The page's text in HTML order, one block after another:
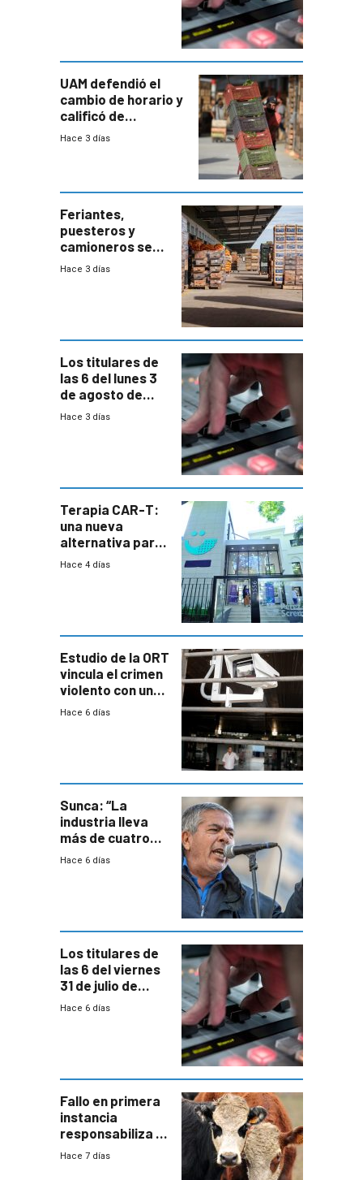
UAM defendió el
cambio de horario y
calificó de
“desproporcionado”
Hace 3 días
Feriantes,
puesteros y
camioneros se
movilizaron en
Hace 3 días
Los titulares de
las 6 del lunes 3
de agosto de
2026
Hace 3 días
Terapia CAR-T:
una nueva
alternativa para
niños y
Hace 4 días
Estudio de la ORT
vincula el crimen
violento con una
menor creación
Hace 6 días
Sunca: “La
industria lleva
más de cuatro
meses sin
Hace 6 días
Los titulares de
las 6 del viernes
31 de julio de
2026
Hace 6 días
Fallo en primera
instancia
responsabiliza al
Estado por falta
Hace 7 días